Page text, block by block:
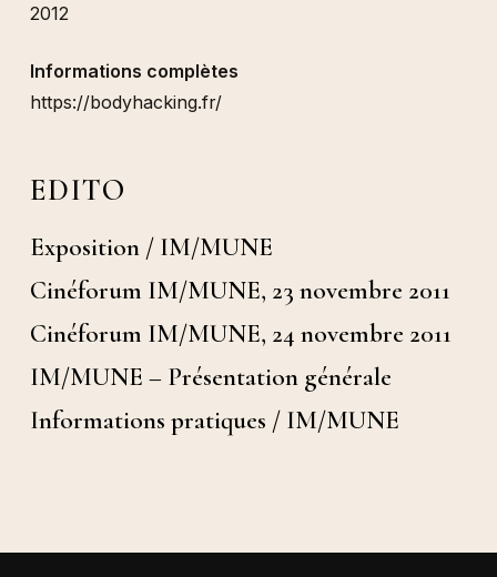
2012
Informations complètes
https://bodyhacking.fr/
EDITO
Exposition / IM/MUNE
Cinéforum IM/MUNE, 23 novembre 2011
Cinéforum IM/MUNE, 24 novembre 2011
IM/MUNE – Présentation générale
Informations pratiques / IM/MUNE